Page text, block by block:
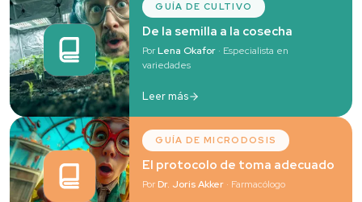
GUÍA DE CULTIVO
De la semilla a la cosecha
PorLena Okafor · Especialista en
variedades
Leer más
GUÍA DE MICRODOSIS
El protocolo de toma adecuado
PorDr. Joris Akker · Farmacólogo